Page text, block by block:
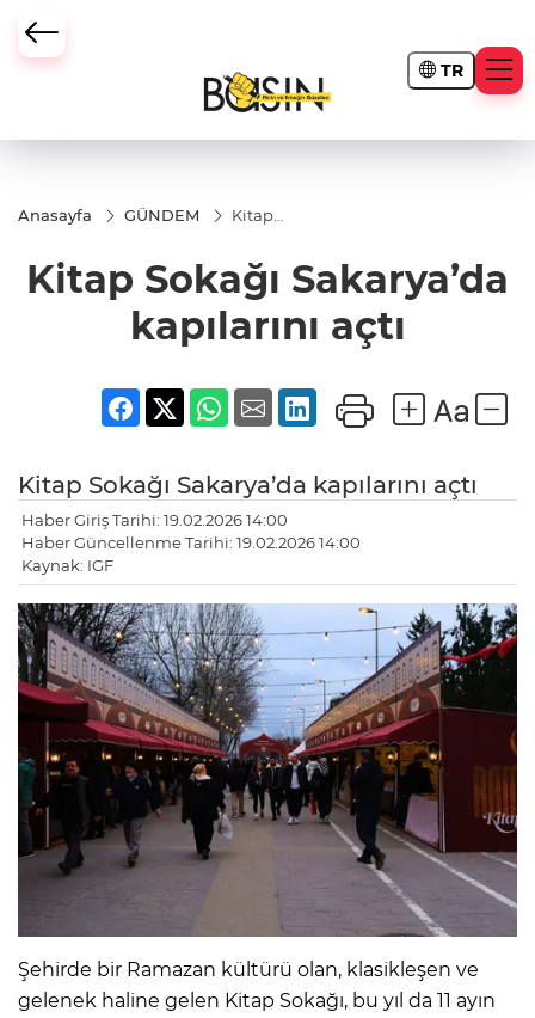
TR
Anasayfa GÜNDEM
Kitap
kapılarını
açtı
Kitap Sokağı Sakarya’da
kapılarını açtı
Kitap Sokağı Sakarya’da kapılarını açtı
Haber Giriş Tarihi: 19.02.2026 14:00
Haber Güncellenme Tarihi: 19.02.2026 14:00
Kaynak: IGF
Şehirde bir Ramazan kültürü olan, klasikleşen ve
gelenek haline gelen Kitap Sokağı, bu yıl da 11 ayın